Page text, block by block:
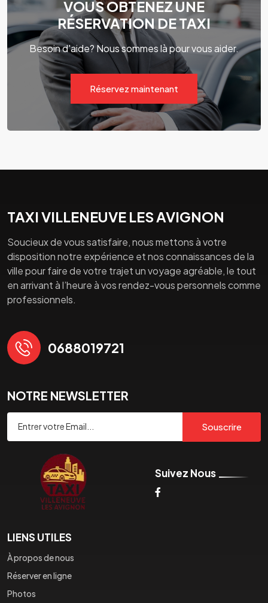
VOUS OBTENEZ UNE
RÉSERVATION DE TAXI
Besoin d'aide? Nous sommes là pour vous aider.
Réservez maintenant
TAXI VILLENEUVE LES AVIGNON
Soucieux de vous satisfaire, nous mettons à votre
disposition notre expérience et nos connaissances de la
ville pour faire de votre trajet un voyage agréable, le tout
en arrivant à l’heure à vos rendez-vous personnels comme
professionnels.
0688019721
NOTRE NEWSLETTER
Souscrire
Suivez Nous
LIENS UTILES
À propos de nous
Réserver en ligne
Photos